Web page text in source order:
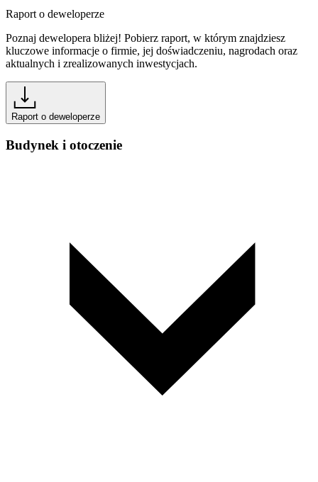
Raport o deweloperze
Poznaj dewelopera bliżej! Pobierz raport, w którym znajdziesz
kluczowe informacje o firmie, jej doświadczeniu, nagrodach oraz
aktualnych i zrealizowanych inwestycjach.
Raport o deweloperze
Budynek i otoczenie